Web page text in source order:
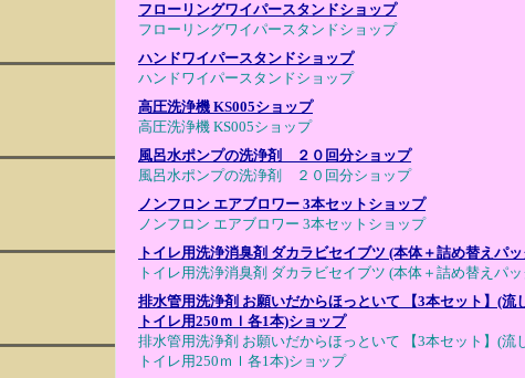
フローリングワイパースタンドショップ
フローリングワイパースタンドショップ
ハンドワイパースタンドショップ
ハンドワイパースタンドショップ
高圧洗浄機 KS005ショップ
高圧洗浄機 KS005ショップ
風呂水ポンプの洗浄剤 ２０回分ショップ
風呂水ポンプの洗浄剤 ２０回分ショップ
ノンフロン エアブロワー 3本セットショップ
ノンフロン エアブロワー 3本セットショップ
トイレ用洗浄消臭剤 ダカラビセイブツ (本体＋詰め替えパ
トイレ用洗浄消臭剤 ダカラビセイブツ (本体＋詰め替えパ
排水管用洗浄剤 お願いだからほっといて 【3本セット】(流
トイレ用250ｍｌ各1本)ショップ
排水管用洗浄剤 お願いだからほっといて 【3本セット】(流
トイレ用250ｍｌ各1本)ショップ